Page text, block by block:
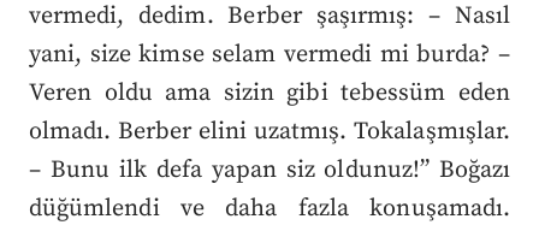
vermedi, dedim. Berber şaşırmış: – Nasıl
yani, size kimse selam vermedi mi burda? –
Veren oldu ama sizin gibi tebessüm eden
olmadı. Berber elini uzatmış. Tokalaşmışlar.
– Bunu ilk defa yapan siz oldunuz!” Boğazı
düğümlendi ve daha fazla konuşamadı.